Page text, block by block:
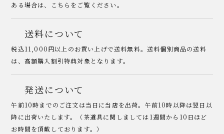
ある場合は、こちらをご覧ください。
送料について
税込11,000円以上のお買い上げで送料無料。送料個別商品の送料
は、高額購入割引特典対象となります。
発送について
午前10時までのご注文は当日に当店を出荷。午前10時以降は翌日以
降に出荷いたします。（茶道具に関しましては1週間から10日ほど
お時間を頂戴しております。）